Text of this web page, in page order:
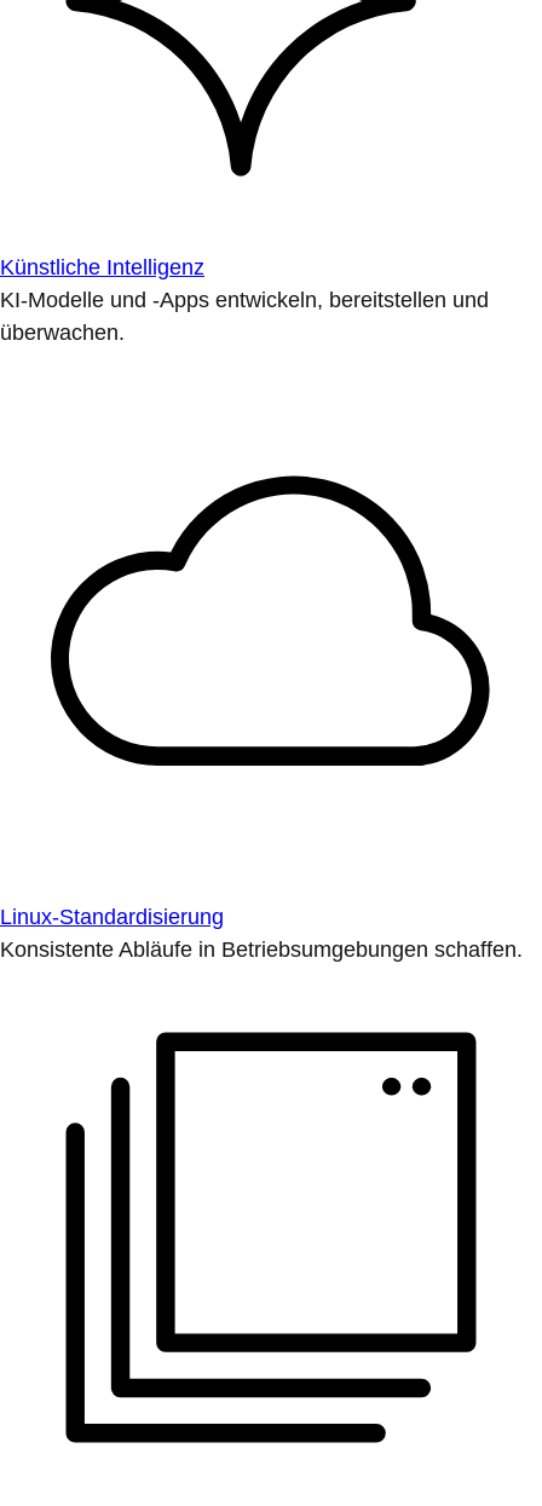
Künstliche Intelligenz
KI-Modelle und -Apps entwickeln, bereitstellen und
überwachen.
Linux-Standardisierung
Konsistente Abläufe in Betriebsumgebungen schaffen.